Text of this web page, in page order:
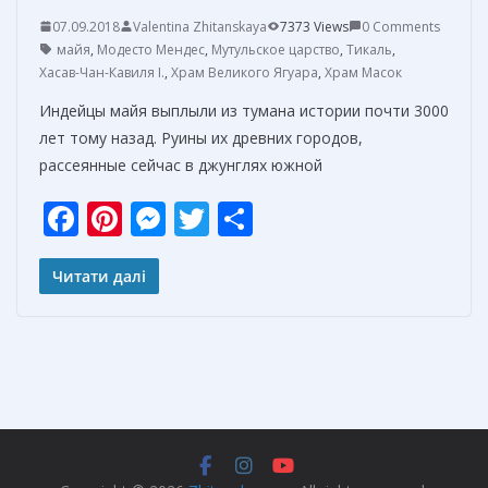
07.09.2018 Valentina Zhitanskaya 7373 Views
0 Comments
майя, Модесто Мендес, Мутульское царство, Тикаль,
Хасав-Чан-Кавиля I., Храм Великого Ягуара, Храм Масок
Индейцы майя выплыли из тумана истории почти 3000
лет тому назад. Руины их древних городов,
рассеянные сейчас в джунглях южной
F
ac
e
k
Pi
nt
er
M
er
T
и
Читати далі